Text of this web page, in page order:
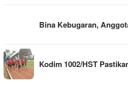
Bina Kebugaran,
Kodim 1002/HST